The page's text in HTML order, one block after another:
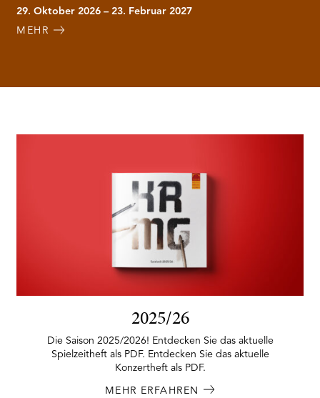
29. Oktober 2026 – 23. Februar 2027
MEHR
2025/26
Die Saison 2025/2026! Entdecken Sie das aktuelle
Spielzeitheft als PDF. Entdecken Sie das aktuelle
Konzertheft als PDF.
MEHR ERFAHREN